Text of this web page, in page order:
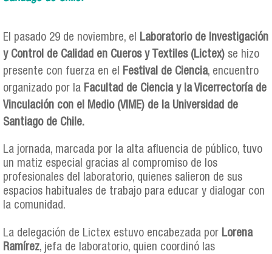
El pasado 29 de noviembre, el
Laboratorio de Investigación
y Control de Calidad en Cueros y Textiles (Lictex) se hizo
presente con fuerza en el
Festival de Ciencia, encuentro
organizado por la Facultad de Ciencia y la Vicerrectoría de
Vinculación con el Medio (VIME) de la Universidad de
Santiago de Chile.
La jornada, marcada por la alta afluencia de público, tuvo
un matiz especial gracias al compromiso de los
profesionales del laboratorio, quienes salieron de sus
espacios habituales de trabajo para educar y dialogar con
la comunidad.
La delegación de Lictex estuvo encabezada por Lorena
Ramírez, jefa de laboratorio, quien coordinó las